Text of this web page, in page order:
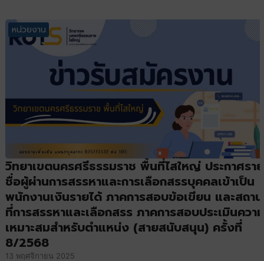
หน่วยงาน
วิทยาเขตนครศรีธรรมราช พื้นที่ไสใหญ่ ประกาศราย
ชื่อผู้ผ่านการสรรหาและการเลือกสรรบุคคลเข้าเป็น
พนักงานเงินรายได้ ภาคการสอบข้อเขียน และสถาน
ที่การสรรหาและเลือกสรร ภาคการสอบประเมินความ
เหมาะสมสำหรับตำแหน่ง (สายสนับสนุน) ครั้งที่
8/2568
13 พฤศจิกายน 2025